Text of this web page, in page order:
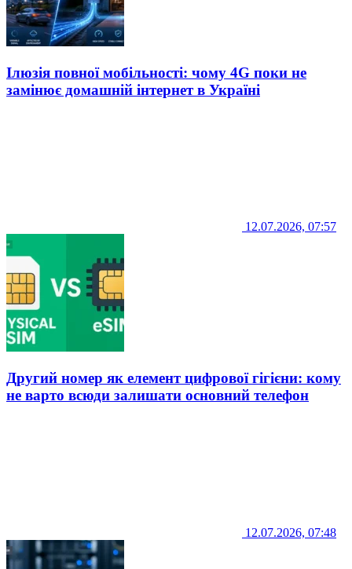
Ілюзія повної мобільності: чому 4G поки не
замінює домашній інтернет в Україні
12.07.2026, 07:57
Другий номер як елемент цифрової гігієни: кому
не варто всюди залишати основний телефон
12.07.2026, 07:48